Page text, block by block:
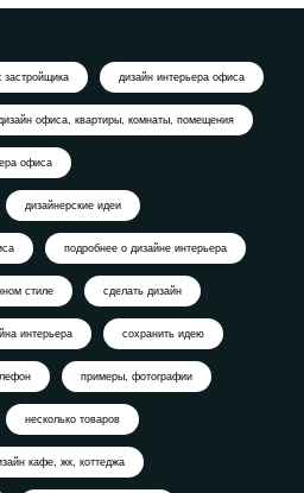
дизайн интерьера офиса
офиса, квартиры, комнаты, помещения
офиса
дизайнерские идеи
подробнее о дизайне интерьера
стиле сделать дизайн
интерьера сохранить идею
примеры, фотографии
несколько товаров
кафе, жк, коттеджа